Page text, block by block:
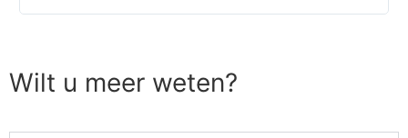
Wilt u meer weten?